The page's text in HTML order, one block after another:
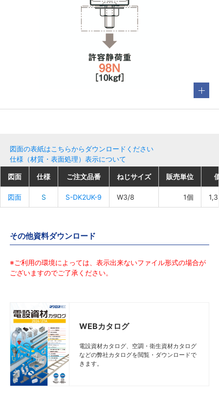
図面の表紙はこちらからダウンロードください
仕様（材質・表面処理）表示について
図面 仕様 ご注文品番 ねじサイズ 販売単位
図面 S S-DK2UK-9 W3/8 1個
図面 仕様 ご注文品番 ねじサイズ 販売単位
図面 S S-DK2UK-9 W3/8 1個
図面 仕様 ご注文品番 ねじサイズ 販売単位
図面 S S-DK2UK-9 W3/8 1個
図面 仕様 ご注文品番 ねじサイズ 販売単位
図面 S S-DK2UK-9 W3/8 1個
その他資料ダウンロード
※ご利用の環境によっては、表示出来ないファイル形式の場合が
ございますのでご了承ください。
WEBカタログ
電設資材カタログ、空調・衛生資材カタログ
などの弊社カタログを閲覧・ダウンロードで
きます。